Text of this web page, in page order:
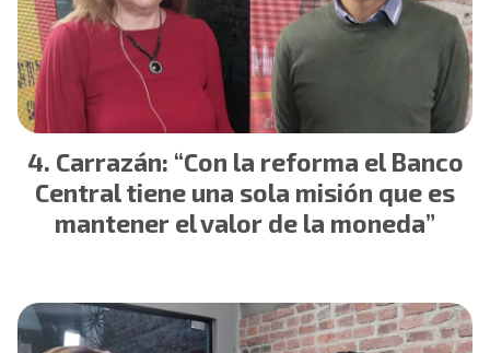
Carrazán: “Con la reforma el Banco
Central tiene una sola misión que es
mantener el valor de la moneda”